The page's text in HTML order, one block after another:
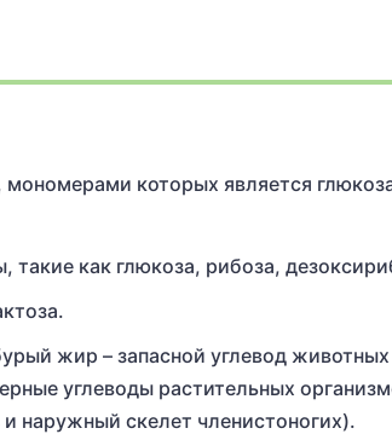
которых является
как глюкоза, рибоза,
жир – запасной углевод
углеводы растительных
наружный скелет членистоногих).